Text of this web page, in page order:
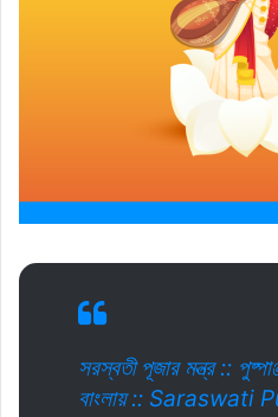
সরস্বতী পূজার মন্ত্র ::
বাংলায় :: Saraswati